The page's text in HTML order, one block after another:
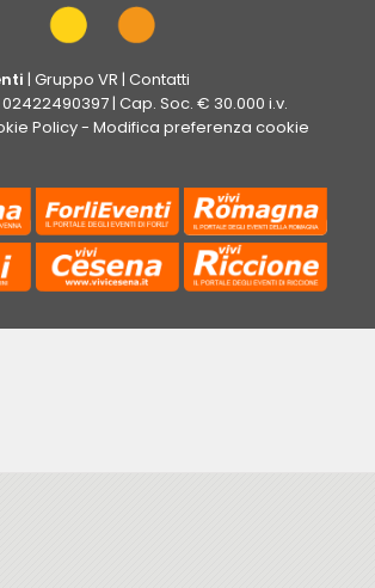
| Gruppo VR | Contatti
02422490397 | Cap. Soc. € 30.000 i.v.
Policy- Modifica preferenza cookie